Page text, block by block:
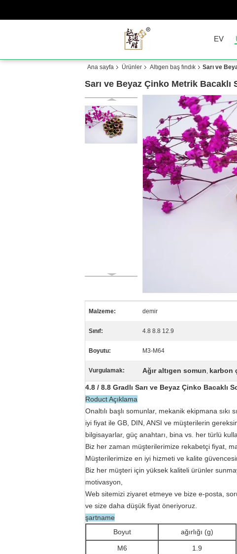
EV
Ana sayfa Ürünler Altıgen baş fındık Sarı ve
Sarı ve Beyaz Çinko Metrik Bacaklı
Malzeme: demir
Sınıf: 4.8 8.8 12.9
Boyutu: M3-M64
Vurgulamak: Ağır altıgen somun, karbon
4.8 / 8.8 Gradlı Sarı ve Beyaz Çinko Bacaklı
Roduct Açıklama
Onaltılı başlı somunlar, mekanik ekipmana
iyi fiyat ile GB, DIN, ANSI ve müşterilerin
bilgisayarlar, güç anahtarı, bina vs. her türlü
Biz her zaman müşterilerimize rekabetçi fiyat,
Müşterilerimize en iyi hizmeti ve kalite
Biz her müşteri için yüksek kaliteli ürünler
motivasyon,
Web sitemizi ziyaret etmeye ve bize e-posta,
ve size daha düşük fiyat öneriyoruz.
şartname
Boyut
ağırlığı (g)
M6 1.9